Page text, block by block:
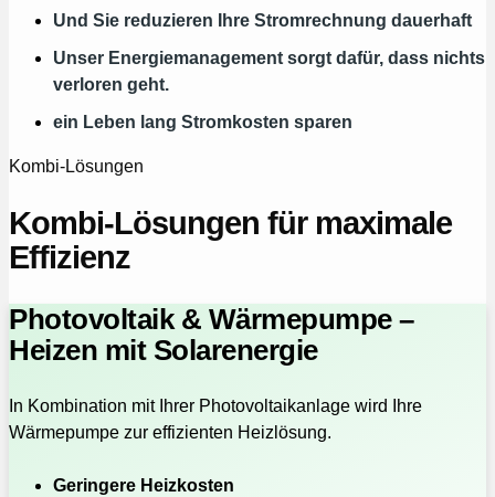
Und Sie reduzieren Ihre Stromrechnung dauerhaft
Unser Energiemanagement sorgt dafür, dass nichts
verloren geht.
ein Leben lang Stromkosten sparen
Kombi-Lösungen
Kombi-Lösungen für maximale
Effizienz
Photovoltaik & Wärmepumpe –
Heizen mit Solarenergie
In Kombination mit Ihrer Photovoltaikanlage wird Ihre
Wärmepumpe zur effizienten Heizlösung.
Geringere Heizkosten